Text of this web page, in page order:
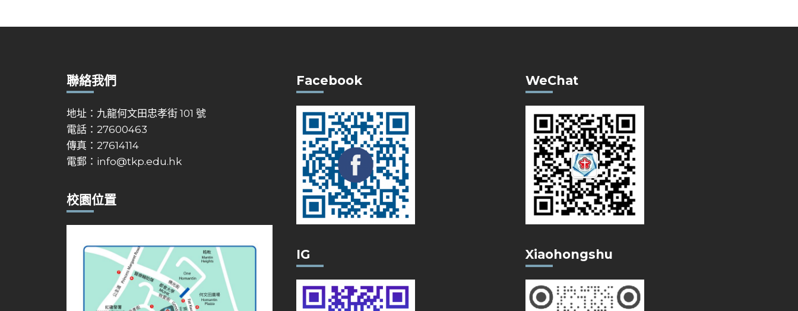
聯絡我們
地址：九龍何文田忠孝街 101 號
電話：27600463
傳真：27614114
電郵： info@tkp.edu.hk
校園位置
Facebook
IG
WeChat
Xiaohongshu